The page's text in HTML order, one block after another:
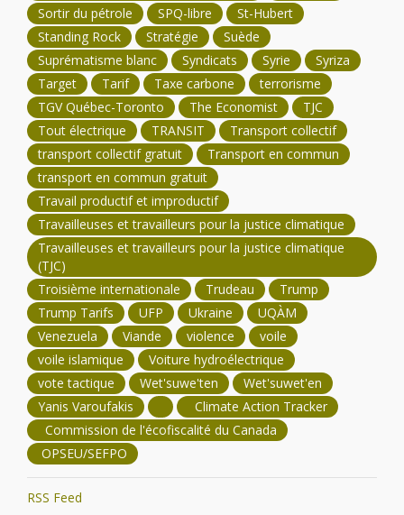
Sortir du pétrole
SPQ-libre
St-Hubert
Standing Rock
Stratégie
Suède
Suprématisme blanc
Syndicats Syrie
Syriza
Target
Tarif Taxe carbone
terrorisme
TGV Québec-Toronto
The Economist
TJC
Tout électrique
TRANSIT
Transport collectif
transport collectif gratuit
Transport en commun
transport en commun gratuit
Travail productif et improductif
Travailleuses et travailleurs pour la justice climatique
Travailleuses et travailleurs pour la justice climatique
(TJC)
Troisième internationale
Trudeau
Trump
Trump Tarifs
UFP Ukraine
UQÀM
Venezuela
Viande violence
voile
voile islamique
Voiture hydroélectrique
vote tactique
Wet'suwe'ten
Wet'suwet'en
Yanis Varoufakis
Climate Action Tracker
Commission de l'écofiscalité du Canada
OPSEU/SEFPO
RSS Feed